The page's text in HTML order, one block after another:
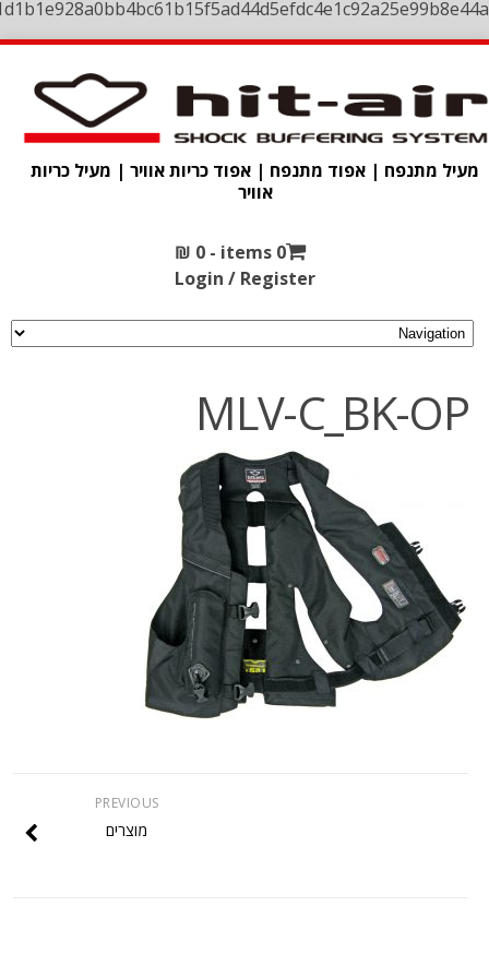
מעיל מתנפח | אפוד מתנפח | אפוד כריות אוויר | מעיל כריות
אוויר
0 items -
₪ 0
Login / Register
MLV-C_BK-OP
PREVIOUS
מוצרים